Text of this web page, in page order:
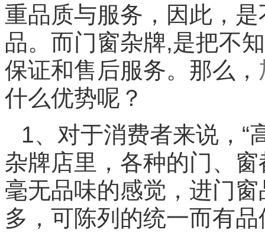
重品质与服务，因此，
品。而门窗杂牌,是把不
保证和售后服务。那么，
什么优势呢？
1、对于消费者来说，“
杂牌店里，各种的门、
毫无品味的感觉，进门
多，可陈列的统一而有